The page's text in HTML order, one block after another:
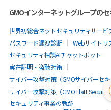
GMOインターネットグループの
世界初総合ネットセキュリティサービ
パスワード漏洩診断
Webサイトリ
セキュリティ相談AIチャットボット
実在証明・盗聴対策
サイバー攻撃対策（GMOサイバーセキ
サイバー攻撃対策（GMO Flatt Security
セキュリティ事業の軌跡